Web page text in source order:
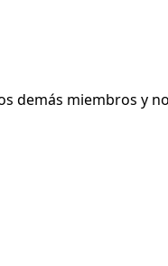
demás miembros y